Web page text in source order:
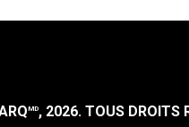
MD, 2026. TOUS DROITS